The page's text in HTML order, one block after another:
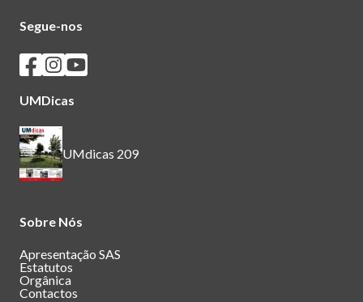
Segue-nos
Seguir os SASUM no Facebook
Seguir os SASUM no Instagram
Seguir os SASUM no Youtube
UMDicas
UMdicas 209
Sobre Nós
Apresentação SAS
Estatutos
Orgânica
Contactos